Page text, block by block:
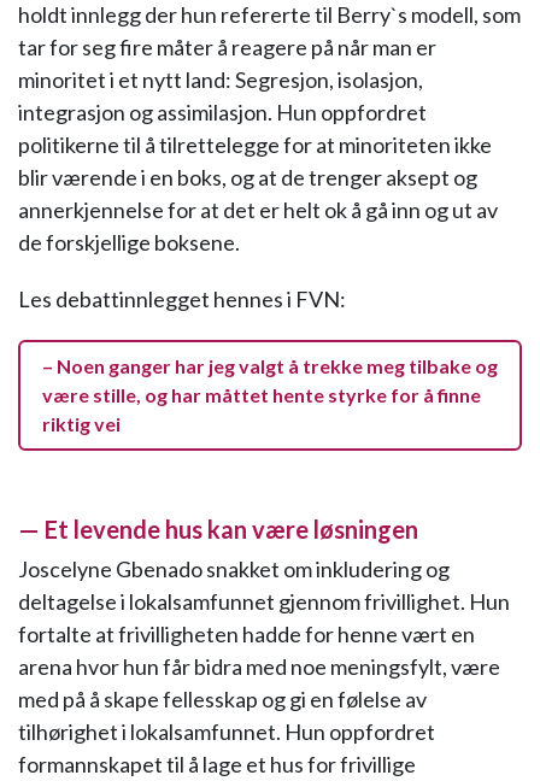
holdt innlegg der hun refererte til Berry`s modell, som
tar for seg fire måter å reagere på når man er
minoritet i et nytt land: Segresjon, isolasjon,
integrasjon og assimilasjon. Hun oppfordret
politikerne til å tilrettelegge for at minoriteten ikke
blir værende i en boks, og at de trenger aksept og
annerkjennelse for at det er helt ok å gå inn og ut av
de forskjellige boksene.
Les debattinnlegget hennes i FVN:
– Noen ganger har jeg valgt å trekke meg tilbake og
være stille, og har måttet hente styrke for å finne
riktig vei
— Et levende hus kan være løsningen
Joscelyne Gbenado snakket om inkludering og
deltagelse i lokalsamfunnet gjennom frivillighet. Hun
fortalte at frivilligheten hadde for henne vært en
arena hvor hun får bidra med noe meningsfylt, være
med på å skape fellesskap og gi en følelse av
tilhørighet i lokalsamfunnet. Hun oppfordret
formannskapet til å lage et hus for frivillige